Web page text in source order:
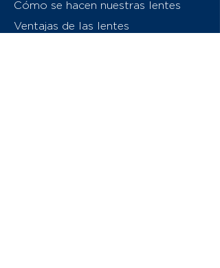
Cómo se hacen nuestras lentes
Ventajas de las lentes